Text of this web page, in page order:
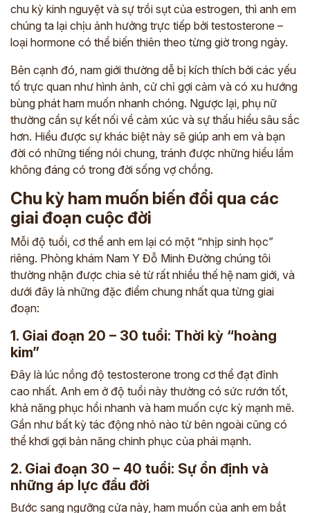
chu kỳ kinh nguyệt và sự trồi sụt của estrogen, thì anh em
chúng ta lại chịu ảnh hưởng trực tiếp bởi testosterone –
loại hormone có thể biến thiên theo từng giờ trong ngày.
Bên cạnh đó, nam giới thường dễ bị kích thích bởi các yếu
tố trực quan như hình ảnh, cử chỉ gợi cảm và có xu hướng
bùng phát ham muốn nhanh chóng. Ngược lại, phụ nữ
thường cần sự kết nối về cảm xúc và sự thấu hiểu sâu sắc
hơn. Hiểu được sự khác biệt này sẽ giúp anh em và bạn
đời có những tiếng nói chung, tránh được những hiểu lầm
không đáng có trong đời sống vợ chồng.
Chu kỳ ham muốn biến đổi qua các
giai đoạn cuộc đời
Mỗi độ tuổi, cơ thể anh em lại có một “nhịp sinh học”
riêng. Phòng khám Nam Y Đỗ Minh Đường chúng tôi
thường nhận được chia sẻ từ rất nhiều thế hệ nam giới, và
dưới đây là những đặc điểm chung nhất qua từng giai
đoạn:
1. Giai đoạn 20 – 30 tuổi: Thời kỳ “hoàng
kim”
Đây là lúc nồng độ testosterone trong cơ thể đạt đỉnh
cao nhất. Anh em ở độ tuổi này thường có sức rướn tốt,
khả năng phục hồi nhanh và ham muốn cực kỳ mạnh mẽ.
Gần như bất kỳ tác động nhỏ nào từ bên ngoài cũng có
thể khơi gợi bản năng chinh phục của phái mạnh.
2. Giai đoạn 30 – 40 tuổi: Sự ổn định và
những áp lực đầu đời
Bước sang ngưỡng cửa này, ham muốn của anh em bắt